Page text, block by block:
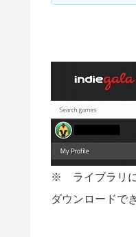
※ ライブラリに
ダウンロードで